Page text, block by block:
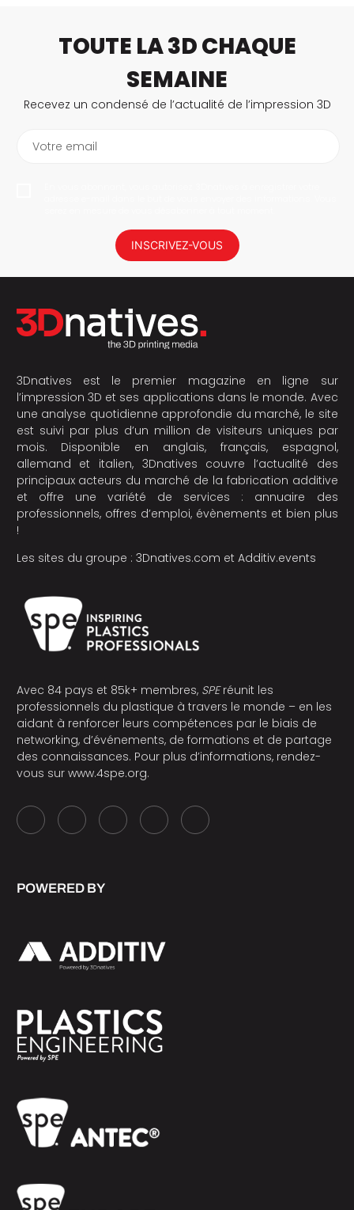
TOUTE LA 3D CHAQUE
SEMAINE
Recevez un condensé de l’actualité de l’impression 3D
Votre email
INSCRIVEZ-VOUS
3Dnatives est le premier magazine en ligne sur
l’impression 3D et ses applications dans le monde. Avec
une analyse quotidienne approfondie du marché, le site
est suivi par plus d’un million de visiteurs uniques par
mois. Disponible en anglais, français, espagnol,
allemand et italien, 3Dnatives couvre l’actualité des
principaux acteurs du marché de la fabrication additive
et offre une variété de services : annuaire des
professionnels, offres d’emploi, évènements et bien plus
!
Les sites du groupe : 3Dnatives.com et Additiv.events
Avec 84 pays et 85k+ membres, SPEréunit les
professionnels du plastique à travers le monde – en les
aidant à renforcer leurs compétences par le biais de
networking, d’événements, de formations et de partage
des connaissances. Pour plus d’informations, rendez-
vous sur www.4spe.org.
POWERED BY